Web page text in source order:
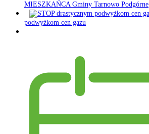
MIESZKAŃCA Gminy Tarnowo Podgórne
podwyżkom cen gazu